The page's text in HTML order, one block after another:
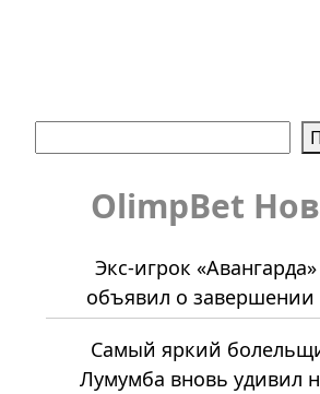
OlimpBet
Экс-игрок
объявил о
Самый яркий
Лумумба вновь удивил